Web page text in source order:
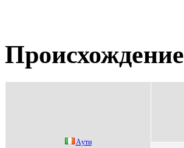
Происхождение
Aути